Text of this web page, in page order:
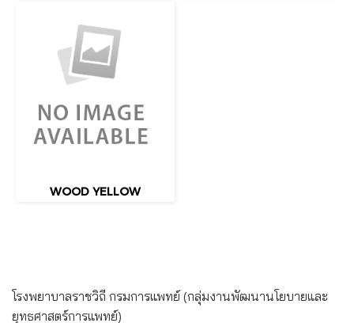
WOOD YELLOW
โรงพยาบาลราชวิถี กรมการแพทย์ (กลุ่มงานพัฒนานโยบายและ
ยุทธศาสตร์การแพทย์)